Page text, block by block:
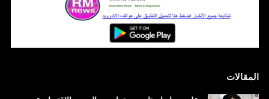
المقالات